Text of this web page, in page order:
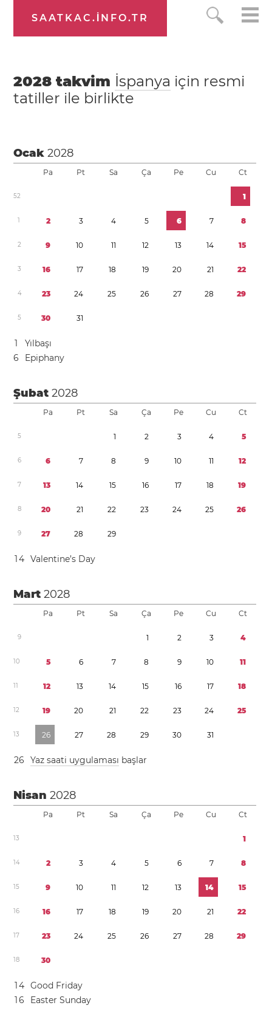
SAATKAC.INFO.TR
2028 takvim İspanya için resmi
tatiller ile birlikte
Ocak2028
Pa Pt Sa Ça Pe Cu Ct
52 1
1 2 3 4 5 6 7 8
2 9 10 11 12 13 14 15
3 16 17 18 19 20 21 22
4 23 24 25 26 27 28 29
5 30 31
1
Yılbaşı
6
Epiphany
Şubat2028
Pa Pt Sa Ça Pe Cu Ct
5 1 2 3 4 5
6 6 7 8 9 10 11 12
7 13 14 15 16 17 18 19
8 20 21 22 23 24 25 26
9 27 28 29
14 Valentine’s Day
Mart2028
Pa Pt Sa Ça Pe Cu Ct
9 1 2 3 4
10 5 6 7 8 9 10 11
11 12 13 14 15 16 17 18
12 19 20 21 22 23 24 25
13 26 27 28 29 30 31
26 Yaz saati uygulaması başlar
Nisan2028
Pa Pt Sa Ça Pe Cu Ct
13 1
14 2 3 4 5 6 7 8
15 9 10 11 12 13 14 15
16 16 17 18 19 20 21 22
17 23 24 25 26 27 28 29
18 30
14 Good Friday
16 Easter Sunday